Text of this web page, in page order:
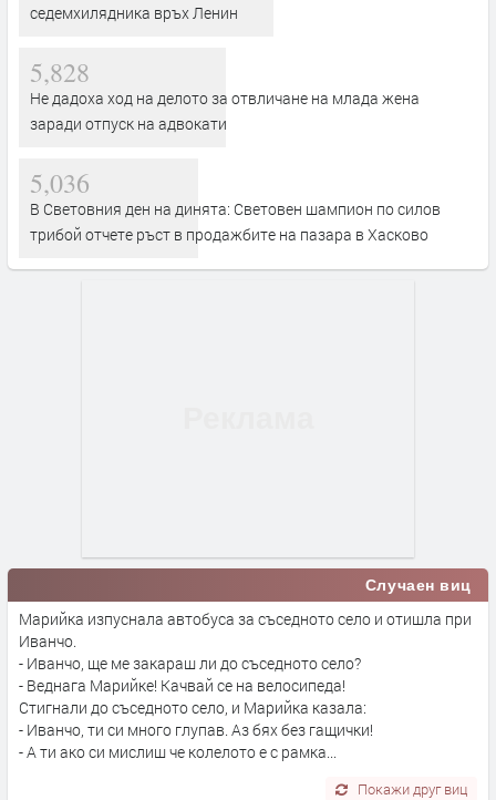
седемхилядника връх Ленин
5,828
Не дадоха ход на делото за отвличане на млада жена
заради отпуск на адвокати
5,036
В Световния ден на динята: Световен шампион по силов
трибой отчете ръст в продажбите на пазара в Хасково
Случаен виц
Марийка изпуснала автобуса за съседното село и отишла при
Иванчо.
- Иванчо, ще ме закараш ли до съседното село?
- Веднага Марийке! Качвай се на велосипеда!
Стигнали до съседното село, и Марийка казала:
- Иванчо, ти си много глупав. Аз бях без гащички!
- А ти ако си мислиш че колелото е с рамка...
Покажи друг виц